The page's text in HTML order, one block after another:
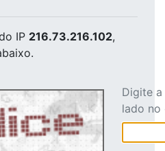
IP 216.73.216.102,
Digite
lado no